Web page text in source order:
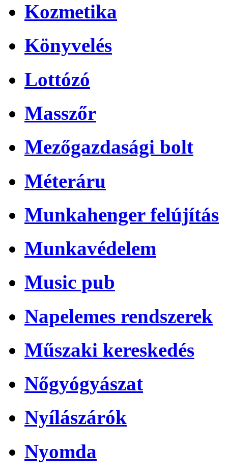
Kozmetika
Könyvelés
Lottózó
Masszőr
Mezőgazdasági bolt
Méteráru
Munkahenger felújítás
Munkavédelem
Music pub
Napelemes rendszerek
Műszaki kereskedés
Nőgyógyászat
Nyílászárók
Nyomda